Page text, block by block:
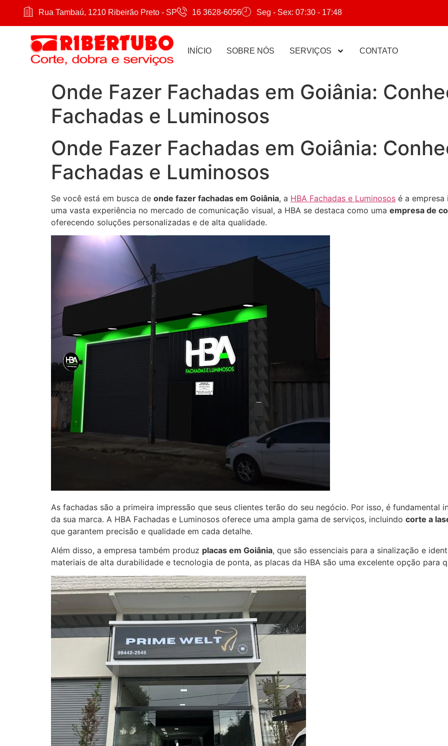
Rua Tambaú, 1210 Ribeirão Preto - SP 16 3628-6056 Seg - Sex: 07:30 - 17:48
INÍCIO SOBRE NÓS SERVIÇOS CONTATO
Onde Fazer Fachadas em Goiânia:
Fachadas e Luminosos
Onde Fazer Fachadas em Goiânia:
Fachadas e Luminosos
Se você está em busca de onde fazer fachadas em Goiânia, a HBA Fachadas e Luminosos é a empresa
uma vasta experiência no mercado de comunicação visual, a HBA se destaca como uma empresa de
oferecendo soluções personalizadas e de alta qualidade.
As fachadas são a primeira impressão que seus clientes terão do seu negócio. Por isso, é
da sua marca. A HBA Fachadas e Luminosos oferece uma ampla gama de serviços, incluindo corte a
que garantem precisão e qualidade em cada detalhe.
Além disso, a empresa também produz placas em Goiânia, que são essenciais para a sinalização e
materiais de alta durabilidade e tecnologia de ponta, as placas da HBA são uma excelente opção para